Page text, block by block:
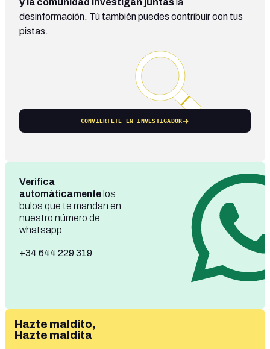
y la comunidad investigan juntas la
desinformación. Tú también puedes contribuir con tus
pistas.
CONVIÉRTETE EN INVESTIGADOR
Verifica
automáticamente los
bulos que te mandan en
nuestro número de
whatsapp
+34 644 229 319
Hazte maldito,
Hazte maldita